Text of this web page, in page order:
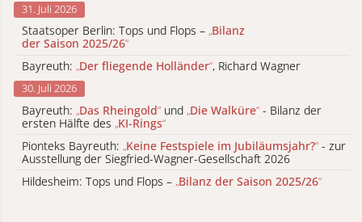
31. Juli 2026
Staatsoper Berlin: Tops und Flops – „Bilanz
der Saison 2025/26“
Bayreuth: „Der fliegende Holländer“, Richard Wagner
30. Juli 2026
Bayreuth: „Das Rheingold“ und „Die Walküre“ - Bilanz der
ersten Hälfte des „KI-Rings“
Pionteks Bayreuth: „Keine Festspiele im Jubiläumsjahr?“ - zur
Ausstellung der Siegfried-Wagner-Gesellschaft 2026
Hildesheim: Tops und Flops – „Bilanz der Saison 2025/26“